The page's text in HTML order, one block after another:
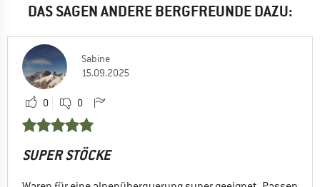
DAS SAGEN ANDERE BERGFREUNDE DAZU:
Sabine
15.09.2025
0 0
SUPER STÖCKE